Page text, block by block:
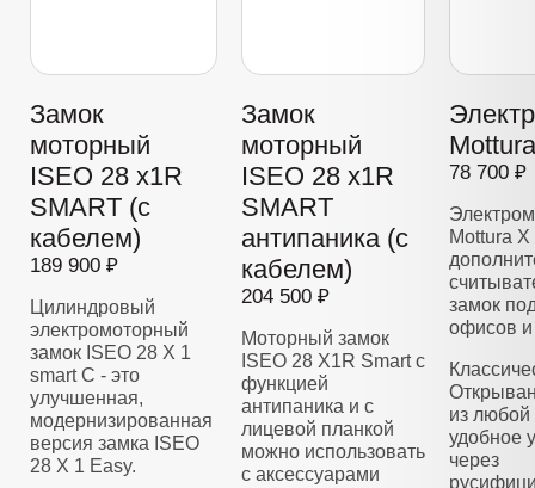
Замок
моторный
ISEO 28 x1R
SMART (с
кабелем)
189 900 ₽
Цилиндровый
электромоторный
замок ISEO 28 Х 1
smart C - это
улучшенная,
модернизированная
версия замка ISEO
28 X 1 Easy.
Замок
моторный
ISEO 28 x1R
SMART
антипаника (с
кабелем)
204 500 ₽
Моторный замок
ISEO 28 X1R Smart с
функцией
антипаника и с
лицевой планкой
можно использовать
с аксессуарами
78 700 ₽
Mottura
замок
офисов и
из любой
удобное
через